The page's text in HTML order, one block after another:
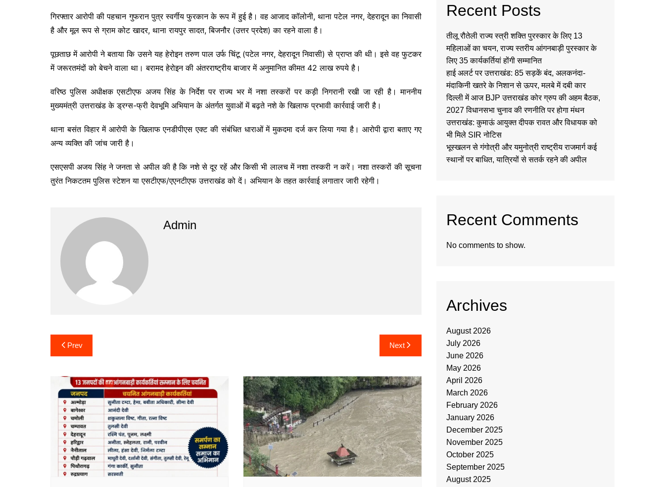
गिरफ्तार आरोपी की पहचान गुफरान पुत्र स्वर्गीय फुरकान के रूप में हुई है। वह आजाद कॉलोनी, थाना पटेल नगर, देहरादून का निवासी
है और मूल रूप से ग्राम कोट खादर, थाना रायपुर सादत, बिजनौर (उत्तर प्रदेश) का रहने वाला है।
पूछताछ में आरोपी ने बताया कि उसने यह हेरोइन तरुण पाल उर्फ चिंटू (पटेल नगर, देहरादून निवासी) से प्राप्त की थी। इसे वह फुटकर
में जरूरतमंदों को बेचने वाला था। बरामद हेरोइन की अंतरराष्ट्रीय बाजार में अनुमानित कीमत 42 लाख रुपये है।
वरिष्ठ पुलिस अधीक्षक एसटीएफ अजय सिंह के निर्देश पर राज्य भर में नशा तस्करों पर कड़ी निगरानी रखी जा रही है। माननीय
मुख्यमंत्री उत्तराखंड के ड्रग्स-फ्री देवभूमि अभियान के अंतर्गत युवाओं में बढ़ते नशे के खिलाफ प्रभावी कार्रवाई जारी है।
थाना बसंत विहार में आरोपी के खिलाफ एनडीपीएस एक्ट की संबंधित धाराओं में मुकदमा दर्ज कर लिया गया है। आरोपी द्वारा बताए गए
अन्य व्यक्ति की जांच जारी है।
एसएसपी अजय सिंह ने जनता से अपील की है कि नशे से दूर रहें और किसी भी लालच में नशा तस्करी न करें। नशा तस्करों की सूचना
तुरंत निकटतम पुलिस स्टेशन या एसटीएफ/एएनटीएफ उत्तराखंड को दें। अभियान के तहत कार्रवाई लगातार जारी रहेगी।
Admin
Post
navigation
Prev Next
Recent Posts
तीलू रौतेली राज्य स्त्री शक्ति पुरस्कार के लिए 13
महिलाओं का चयन, राज्य स्तरीय आंगनबाड़ी पुरस्कार के
लिए 35 कार्यकर्तियां होंगी सम्मानित
हाई अलर्ट पर उत्तराखंड: 85 सड़कें बंद, अलकनंदा-
मंदाकिनी खतरे के निशान से ऊपर, मलबे में दबी कार
दिल्ली में आज BJP उत्तराखंड कोर ग्रुप की अहम बैठक,
2027 विधानसभा चुनाव की रणनीति पर होगा मंथन
उत्तराखंड: कुमाऊं आयुक्त दीपक रावत और विधायक को
भी मिले SIR नोटिस
भूस्खलन से गंगोत्री और यमुनोत्री राष्ट्रीय राजमार्ग कई
स्थानों पर बाधित, यात्रियों से सतर्क रहने की अपील
Recent Comments
No comments to show.
Archives
August 2026
July 2026
June 2026
May 2026
April 2026
March 2026
February 2026
January 2026
December 2025
November 2025
October 2025
September 2025
August 2025